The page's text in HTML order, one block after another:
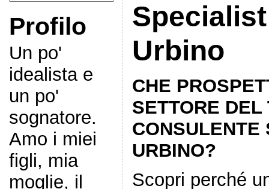
Profilo
Un po'
idealista e
un po'
sognatore.
Amo i miei
figli, mia
moglie, il
Urbino
CHE
SETTORE DEL
CONSULENTE
URBINO?
Scopri perché